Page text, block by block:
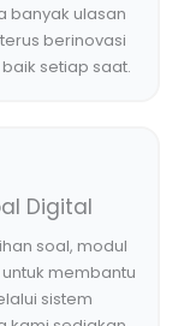
banyak ulasan
berinovasi
setiap saat.
Digital
soal, modul
membantu
sistem